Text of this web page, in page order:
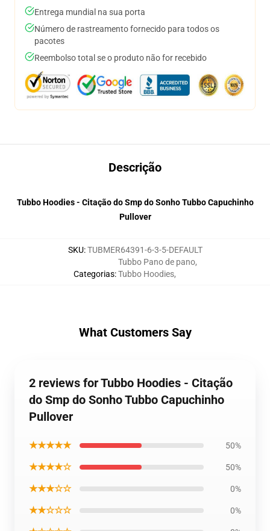
Entrega mundial na sua porta
Número de rastreamento fornecido para todos os
pacotes
Reembolso total se o produto não for recebido
Descrição
Tubbo Hoodies - Citação do Smp do Sonho Tubbo Capuchinho
Pullover
SKU:TUBMER64391-6-3-5-DEFAULT
Categorias:
Tubbo Pano de pano,
Tubbo Hoodies,
What Customers Say
2 reviews for Tubbo Hoodies - Citação
do Smp do Sonho Tubbo Capuchinho
Pullover
★★★★★ 50%
★★★★☆ 50%
★★★☆☆ 0%
★★☆☆☆ 0%